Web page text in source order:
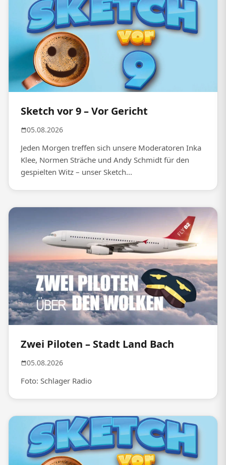
Sketch vor 9 – Vor Gericht
05.08.2026
Jeden Morgen treffen sich unsere Moderatoren Inka
Klee, Normen Sträche und Andy Schmidt für den
gespielten Witz – unser Sketch...
Zwei Piloten – Stadt Land Bach
05.08.2026
Foto: Schlager Radio